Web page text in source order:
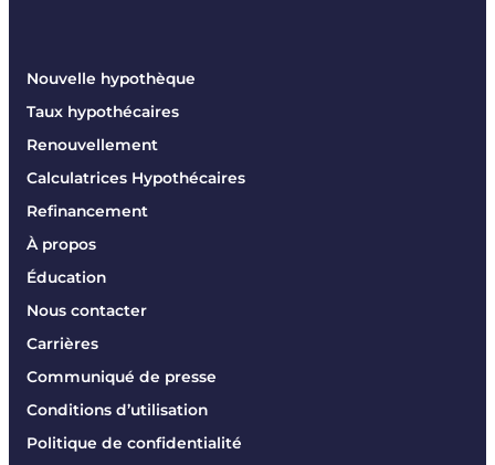
Nouvelle hypothèque
Taux hypothécaires
Renouvellement
Calculatrices Hypothécaires
Refinancement
À propos
Éducation
Nous contacter
Carrières
Communiqué de presse
Conditions d’utilisation
Politique de confidentialité